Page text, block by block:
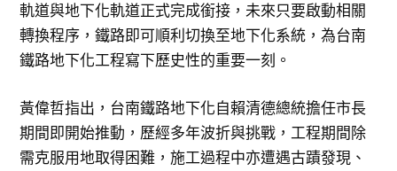
軌道與地下化軌道正式完成銜接，未來只要啟動相關
轉換程序，鐵路即可順利切換至地下化系統，為台南
鐵路地下化工程寫下歷史性的重要一刻。
黃偉哲指出，台南鐵路地下化自賴清德總統擔任市長
期間即開始推動，歷經多年波折與挑戰，工程期間除
需克服用地取得困難，施工過程中亦遭遇古蹟發現、